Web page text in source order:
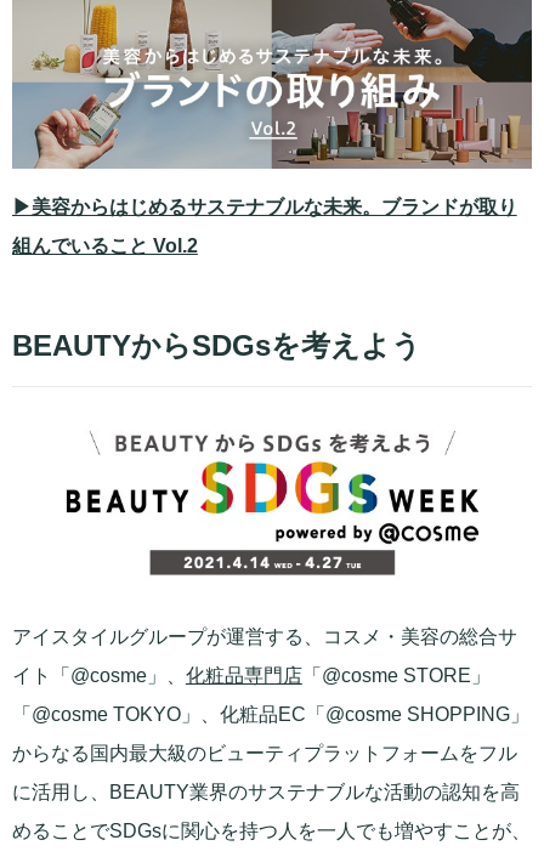
▶美容からはじめるサステナブルな未来。ブランドが取り
組んでいること Vol.2
BEAUTYからSDGsを考えよう
アイスタイルグループが運営する、コスメ・美容の総合サ
イト「@cosme」、 化粧品専門店「@cosme STORE」
「@cosme TOKYO」、化粧品EC「@cosme SHOPPING」
からなる国内最大級のビューティプラットフォームをフル
に活用し、BEAUTY業界のサステナブルな活動の認知を高
めることでSDGsに関心を持つ人を一人でも増やすことが、